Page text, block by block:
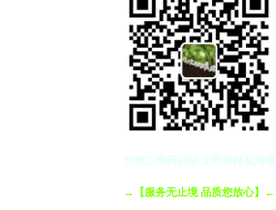
长按二维码识别 立即加好友沟通
→【服务无止境 品质您放心】←